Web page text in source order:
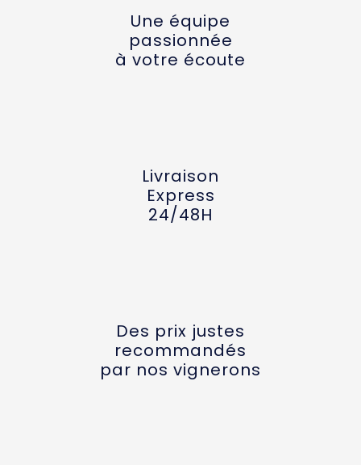
Une équipe
passionnée
à votre écoute
Livraison
Express
24/48H
Des prix justes
recommandés
par nos vignerons